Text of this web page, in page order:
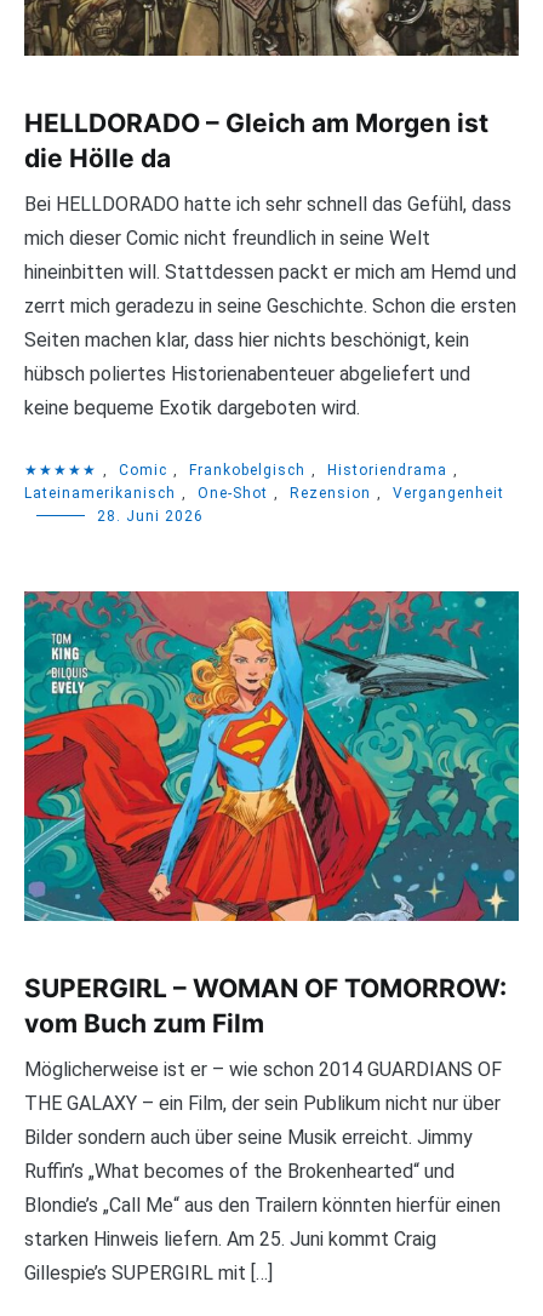
HELLDORADO – Gleich am Morgen ist
die Hölle da
Bei HELLDORADO hatte ich sehr schnell das Gefühl, dass
mich dieser Comic nicht freundlich in seine Welt
hineinbitten will. Stattdessen packt er mich am Hemd und
zerrt mich geradezu in seine Geschichte. Schon die ersten
Seiten machen klar, dass hier nichts beschönigt, kein
hübsch poliertes Historienabenteuer abgeliefert und
keine bequeme Exotik dargeboten wird.
★★★★★ Comic Frankobelgisch Historiendrama
Lateinamerikanisch
One-Shot Rezension
Vergangenheit
28. Juni 2026
SUPERGIRL – WOMAN OF TOMORROW:
vom Buch zum Film
Möglicherweise ist er – wie schon 2014 GUARDIANS OF
THE GALAXY – ein Film, der sein Publikum nicht nur über
Bilder sondern auch über seine Musik erreicht. Jimmy
Ruffin’s „What becomes of the Brokenhearted“ und
Blondie’s „Call Me“ aus den Trailern könnten hierfür einen
starken Hinweis liefern. Am 25. Juni kommt Craig
Gillespie’s SUPERGIRL mit […]